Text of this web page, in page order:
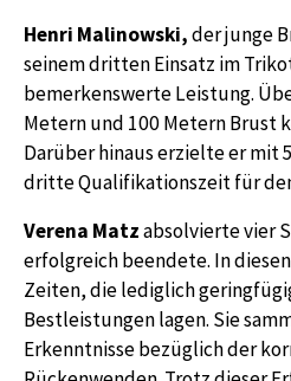
Henri Malinowski,der junge
seinem dritten Einsatz im
bemerkenswerte Leistung.
Metern und 100 Metern Brust
Darüber hinaus erzielte er mit
dritte Qualifikationszeit für
Verena Matzabsolvierte vier
erfolgreich beendete. In
Zeiten, die lediglich
Bestleistungen lagen. Sie
Erkenntnisse bezüglich der